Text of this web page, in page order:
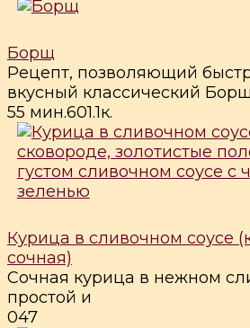
Борщ
Рецепт, позволяющий
вкусный классический
55 мин.601.1к.
Курица в сливочном соусе
сочная)
Сочная курица в нежном
простой и
047